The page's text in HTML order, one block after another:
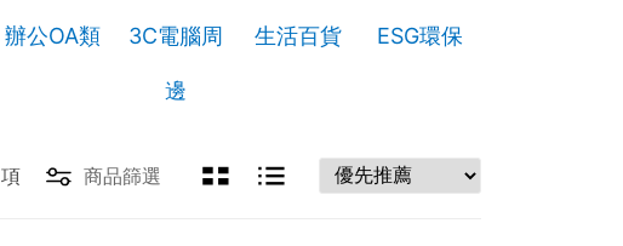
辦公OA類 3C電腦周
邊
生活百貨 ESG環保
項 商品篩選